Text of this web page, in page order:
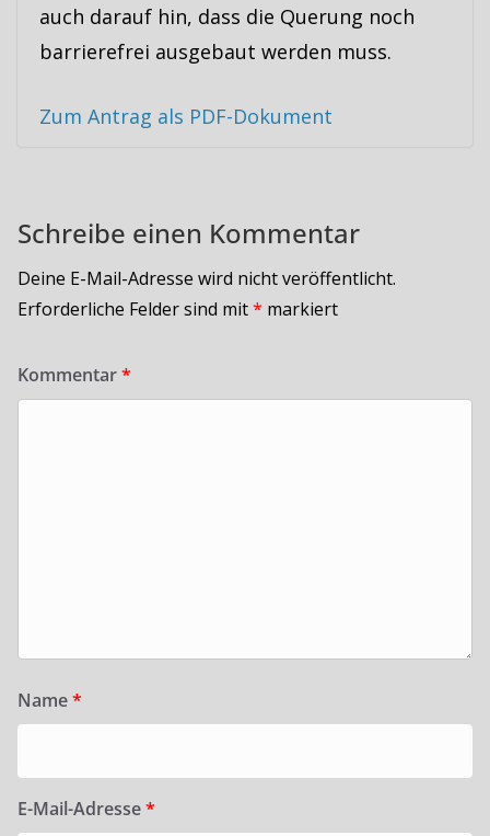
auch darauf hin, dass die Querung noch
barrierefrei ausgebaut werden muss.
Zum Antrag als PDF-Dokument
Schreibe einen Kommentar
Deine E-Mail-Adresse wird nicht veröffentlicht.
Erforderliche Felder sind mit* markiert
Kommentar*
Name*
E-Mail-Adresse*